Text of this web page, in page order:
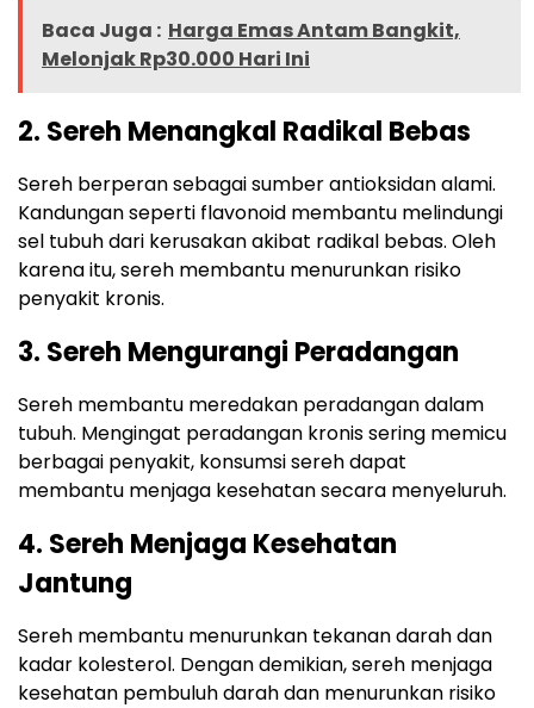
Baca Juga : Harga Emas Antam Bangkit,
Melonjak Rp30.000 Hari Ini
2. Sereh Menangkal Radikal Bebas
Sereh berperan sebagai sumber antioksidan alami.
Kandungan seperti flavonoid membantu melindungi
sel tubuh dari kerusakan akibat radikal bebas. Oleh
karena itu, sereh membantu menurunkan risiko
penyakit kronis.
3. Sereh Mengurangi Peradangan
Sereh membantu meredakan peradangan dalam
tubuh. Mengingat peradangan kronis sering memicu
berbagai penyakit, konsumsi sereh dapat
membantu menjaga kesehatan secara menyeluruh.
4. Sereh Menjaga Kesehatan
Jantung
Sereh membantu menurunkan tekanan darah dan
kadar kolesterol. Dengan demikian, sereh menjaga
kesehatan pembuluh darah dan menurunkan risiko